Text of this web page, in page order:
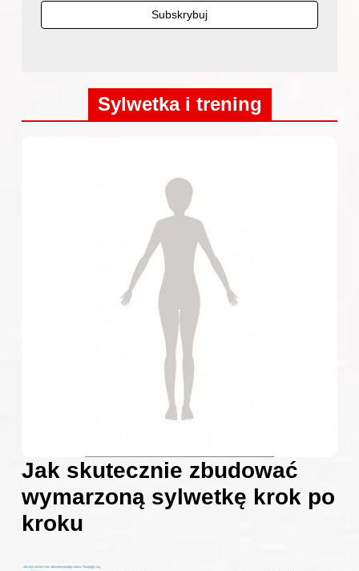
Sylwetka i trening
Jak skutecznie zbudować
wymarzoną sylwetkę krok po
kroku